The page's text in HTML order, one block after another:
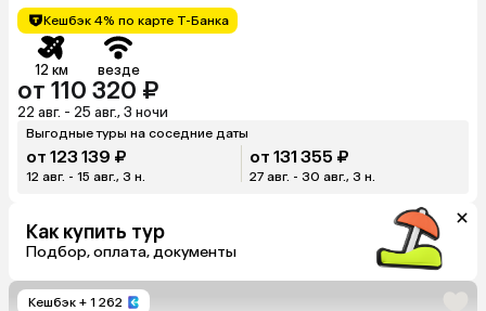
Кешбэк 4% по карте Т-Банка
12 км везде
от 110 320 ₽
22 авг. - 25 авг., 3 ночи
Выгодные туры на соседние даты
от 123 139 ₽
12 авг. - 15 авг., 3 н.
от 131 355 ₽
27 авг. - 30 авг., 3 н.
Как купить тур
Подбор, оплата, документы
Кешбэк + 1 262